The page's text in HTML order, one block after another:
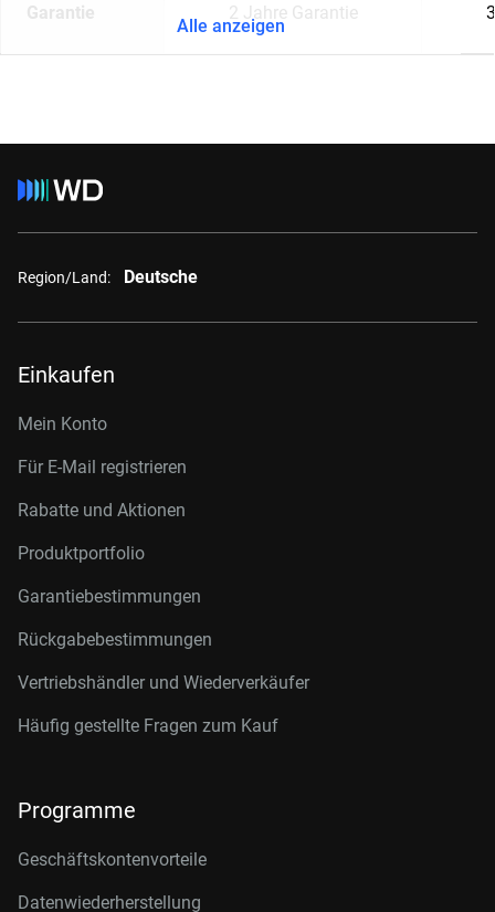
Garantie 2 Jahre Garantie
Alle anzeigen
Region/Land: Deutsche
Einkaufen
Mein Konto
Für E-Mail registrieren
Rabatte und Aktionen
Produktportfolio
Garantiebestimmungen
Rückgabebestimmungen
Vertriebshändler und Wiederverkäufer
Häufig gestellte Fragen zum Kauf
Programme
Geschäftskontenvorteile
Datenwiederherstellung